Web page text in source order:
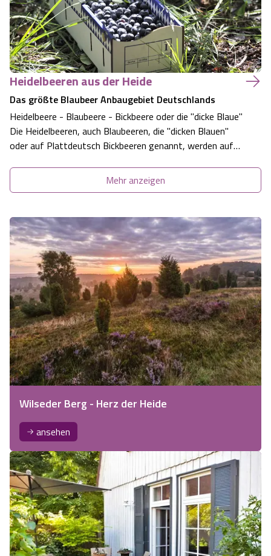
Heidelbeeren aus der Heide
Das größte Blaubeer Anbaugebiet Deutschlands
Heidelbeere - Blaubeere - Bickbeere oder die "dicke Blaue"
Die Heidelbeeren, auch Blaubeeren, die "dicken Blauen"
oder auf Plattdeutsch Bickbeeren genannt, werden auf
Sträuchern. Die reifen Beeren sind blauschwarz und etwa
erbsengroß. Kulturheidel…
Mehr anzeigen
Wilseder Berg - Herz der Heide
ansehen